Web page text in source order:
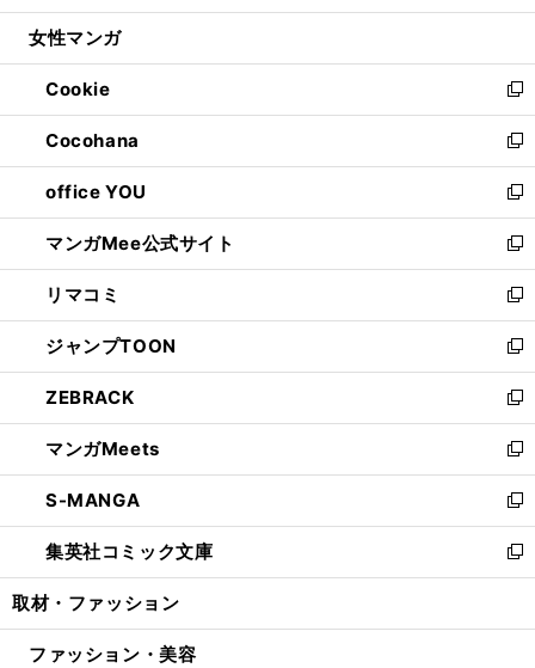
開
ウ
開
く
ン
ウ
で
開
く
ウ
ン
ド
ウ
で
開
く
し
ウ
ィ
ン
ド
ウ
で
開
く
女性マンガ
Cookie
新
し
い
ウ
ィ
ン
ド
ウ
で
開
く
Cocohana
新
し
い
ウ
ィ
ン
ド
ウ
で
開
く
office YOU
新
し
い
ウ
ィ
ン
ド
ウ
で
開
く
マンガMee公式サイト
新
し
い
ウ
ィ
ン
ド
ウ
で
開
く
リマコミ
新
し
い
ウ
ィ
ン
ド
ウ
で
開
く
ジャンプTOON
新
し
い
ウ
ィ
ン
ド
ウ
で
開
ZEBRACK
新
し
い
ウ
ィ
ン
ド
ウ
開
マンガMeets
新
し
い
ウ
ィ
ン
ウ
S-MANGA
新
し
い
ウ
ン
集英社コミック文庫
新
し
ウ
取材・ファッション
ファッション・美容